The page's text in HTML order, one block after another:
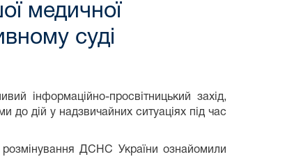
медичної
суді
інформаційно-просвітницький захід,
до дій у надзвичайних ситуаціях під час
розмінування ДСНС України ознайомили